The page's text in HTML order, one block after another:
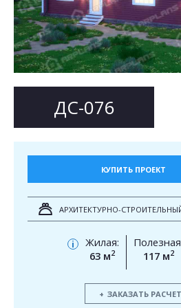
ДС-076
КУПИТЬ ПРОЕКТ
АРХИТЕКТУРНО-
i
Жилая:
63 м2
117 м2
ЗАКАЗАТЬ
Согласен на обработку
Согласен на обработку
This site is protected by reCAPTCHA and the Google
apply.